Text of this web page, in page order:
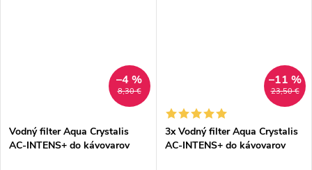
8,30 €
–4 %
Vodný filter Aqua Crystalis
AC-INTENS+ do kávovarov
23,50 €
–11 %
3x Vodný filter Aqua Crystalis
AC-INTENS+ do kávovarov